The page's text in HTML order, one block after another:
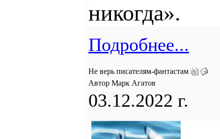
никогда».
Подробнее...
Не верь писателям-фантастам
Автор Марк Агатов
03.12.2022 г.